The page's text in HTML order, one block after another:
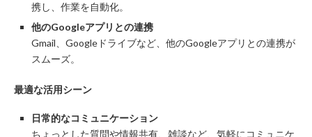
携し、作業を自動化。
他のGoogleアプリとの連携
Gmail、Googleドライブなど、他のGoogleアプリとの連携が
スムーズ。
最適な活用シーン
日常的なコミュニケーション
ちょっとした質問や情報共有、雑談など、気軽にコミュニケ